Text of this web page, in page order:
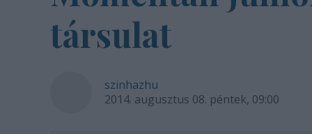
társulat
szinhazhu
2014. augusztus 08. péntek, 09:00